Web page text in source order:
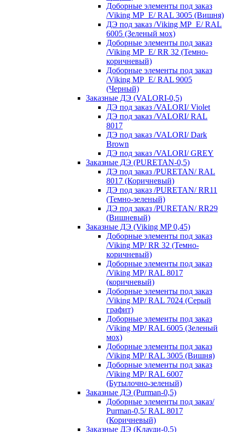
Доборные элементы под заказ
/Viking MP_E/ RAL 3005 (Вишня)
ДЭ под заказ /Viking MP_E/ RAL
6005 (Зеленый мох)
Доборные элементы под заказ
/Viking MP_E/ RR 32 (Темно-
коричневый)
Доборные элементы под заказ
/Viking MP_E/ RAL 9005
(Черный)
Заказные ДЭ (VALORI-0,5)
ДЭ под заказ /VALORI/ Violet
ДЭ под заказ /VALORI/ RAL
8017
ДЭ под заказ /VALORI/ Dark
Brown
ДЭ под заказ /VALORI/ GREY
Заказные ДЭ (PURETAN-0,5)
ДЭ под заказ /PURETAN/ RAL
8017 (Коричневый)
ДЭ под заказ /PURETAN/ RR11
(Темно-зеленый)
ДЭ под заказ /PURETAN/ RR29
(Вишневый)
Заказные ДЭ (Viking MP 0,45)
Доборные элементы под заказ
/Viking MP/ RR 32 (Темно-
коричневый)
Доборные элементы под заказ
/Viking MP/ RAL 8017
(коричневый)
Доборные элементы под заказ
/Viking MP/ RAL 7024 (Серый
графит)
Доборные элементы под заказ
/Viking MP/ RAL 6005 (Зеленый
мох)
Доборные элементы под заказ
/Viking MP/ RAL 3005 (Вишня)
Доборные элементы под заказ
/Viking MP/ RAL 6007
(Бутылочно-зеленый)
Заказные ДЭ (Purman-0,5)
Доборные элементы под заказ/
Purman-0,5/ RAL 8017
(Коричневый)
Заказные ДЭ (Клауди-0,5)